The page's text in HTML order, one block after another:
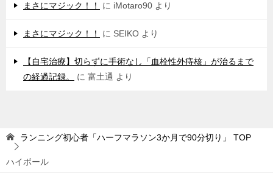
まさにマジック！！ に iMotaro90 より
まさにマジック！！ に SEIKO より
【自宅治療】切らずに手術なし「血栓性外痔核」が治るまで
の経過記録。
に 富土通 より
ランニング初心者「ハーフマラソン3か月で90分切り」 TOP
ハイボール